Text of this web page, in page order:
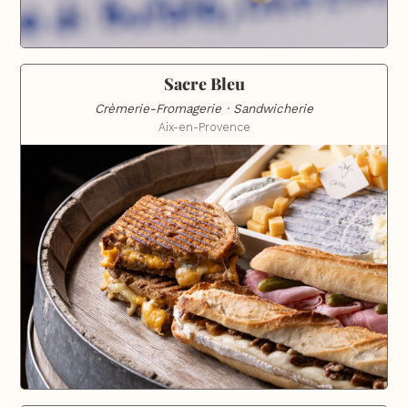
Sacre Bleu
Crèmerie-Fromagerie · Sandwicherie
Aix-en-Provence